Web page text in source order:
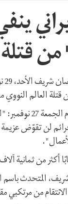
من
قتلة العالم
وكان "سلامي" قد
لن تقوّض عزيمة
أكثر من ثمانية
المتحدث باسم
من